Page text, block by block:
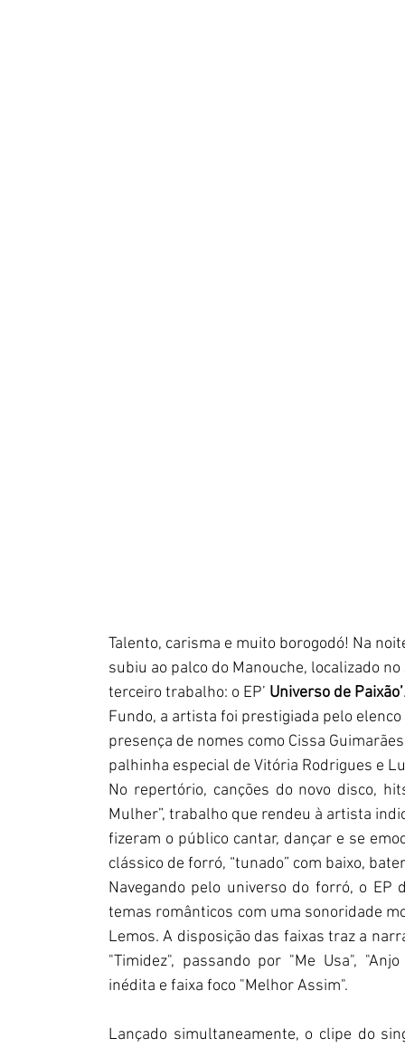
Talento, carisma e muito borogodó! Na
subiu ao palco do Manouche, localizado
terceiro trabalho: o EP’ Universo de Paixão’
Fundo, a artista foi prestigiada pelo
presença de nomes como Cissa
palhinha especial de Vitória Rodrigues e
No repertório, canções do novo disco,
Mulher”, trabalho que rendeu à artista
fizeram o público cantar, dançar e se
clássico de forró, “tunado” com baixo,
Navegando pelo universo do forró, o
temas românticos com uma sonoridade
Lemos. A disposição das faixas traz a
"Timidez", passando por "Me Usa",
inédita e faixa foco "Melhor Assim".
Lançado simultaneamente, o clipe do